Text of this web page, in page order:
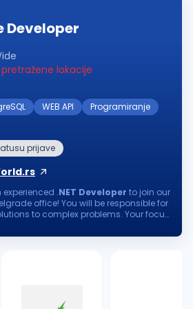
Developer
lokacije
WEB API
Programiranje
prijave
experienced .NET Developer to join our
office! You will be responsible for
to complex problems. Your focus